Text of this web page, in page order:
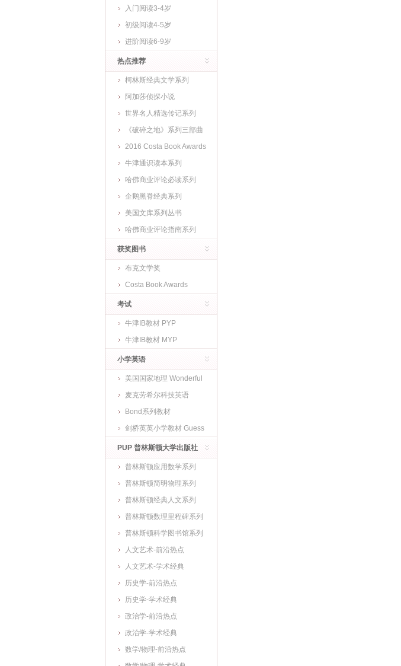
入门阅读3-4岁
初级阅读4-5岁
进阶阅读6-9岁
热点推荐
柯林斯经典文学系列
阿加莎侦探小说
世界名人精选传记系列
《破碎之地》系列三部曲
2016 Costa Book Awards
牛津通识读本系列
哈佛商业评论必读系列
企鹅黑脊经典系列
美国文库系列丛书
哈佛商业评论指南系列
获奖图书
布克文学奖
Costa Book Awards
考试
牛津IB教材 PYP
牛津IB教材 MYP
小学英语
美国国家地理 Wonderful
World
麦克劳希尔科技英语
Bond系列教材
剑桥英英小学教材 Guess
What
PUP 普林斯顿大学出版社
普林斯顿应用数学系列
普林斯顿简明物理系列
普林斯顿经典人文系列
普林斯顿数理里程碑系列
普林斯顿科学图书馆系列
人文艺术-前沿热点
人文艺术-学术经典
历史学-前沿热点
历史学-学术经典
政治学-前沿热点
政治学-学术经典
数学/物理-前沿热点